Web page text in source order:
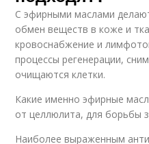
С эфирными маслами
обмен веществ в коже и
кровоснабжение и
процессы регенерации,
очищаются клетки.
Какие именно эфирные
от целлюлита, для борьбы
Наиболее выраженным